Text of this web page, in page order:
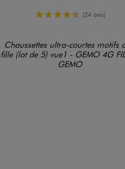
4.5/5 de moyenne
(24 avis)